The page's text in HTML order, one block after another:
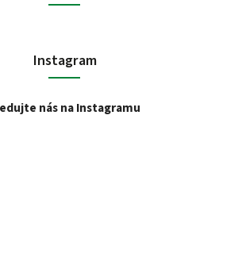
Instagram
nás na Instagramu